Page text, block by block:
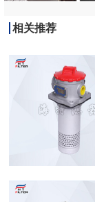
相关推荐